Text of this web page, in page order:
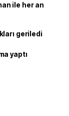
ile her an
geriledi
yaptı